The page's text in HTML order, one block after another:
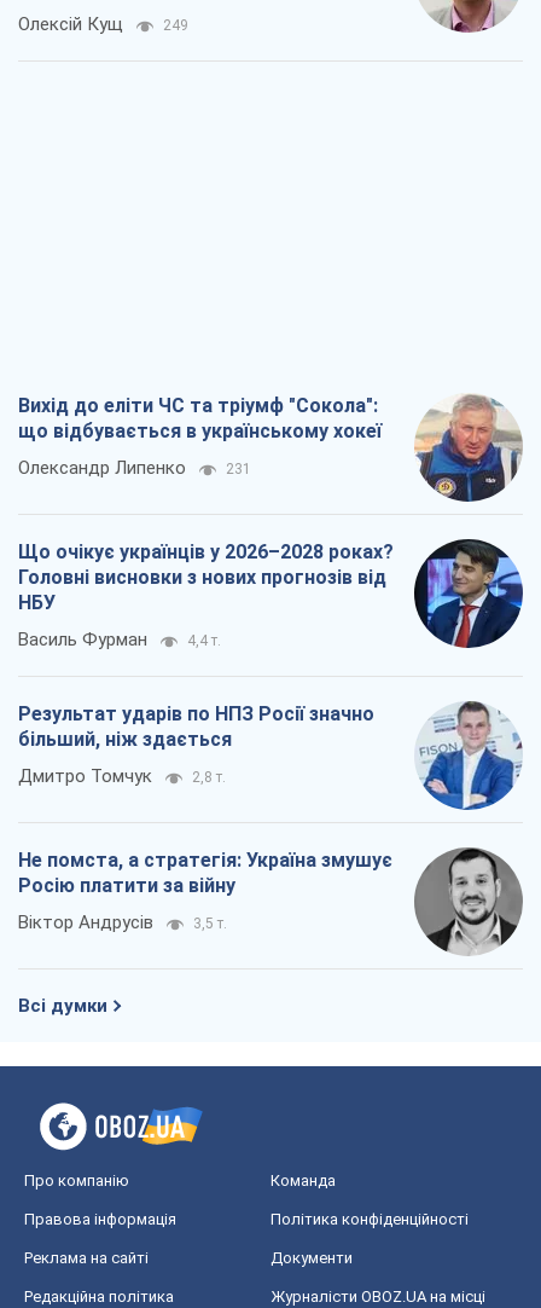
Олексій Кущ 249
Вихід до еліти ЧС та тріумф "Сокола":
що відбувається в українському хокеї
Олександр Липенко 231
Що очікує українців у 2026–2028 роках?
Головні висновки з нових прогнозів від
НБУ
Василь Фурман 4,4 т.
Результат ударів по НПЗ Росії значно
більший, ніж здається
Дмитро Томчук 2,8 т.
Не помста, а стратегія: Україна змушує
Росію платити за війну
Віктор Андрусів 3,5 т.
Всі думки
Про компанію Команда
Правова інформація Політика конфіденційності
Реклама на сайті Документи
Редакційна політика
Журналісти OBOZ.UA на місці